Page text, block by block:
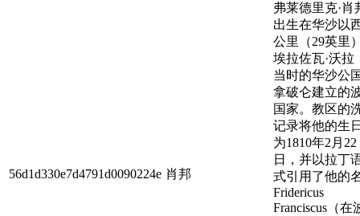
56d1d330e7d4791d0090224e 肖邦
弗莱德里克·肖
出生在华沙以
公里（29英里
埃拉佐瓦·沃拉
当时的华沙公
拿破仑建立的
国家。教区的
记录将他的生
为1810年2月22
日，并以拉丁
式引用了他的
Fridericus
Franciscus（在